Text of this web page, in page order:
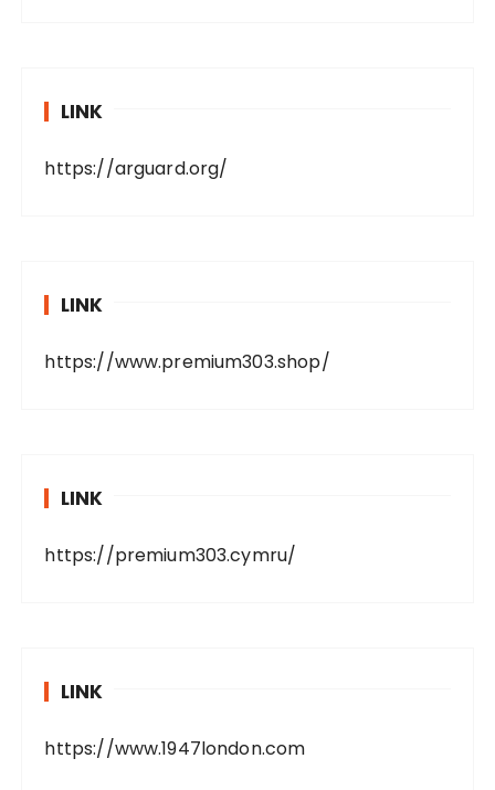
LINK
https://arguard.org/
LINK
https://www.premium303.shop/
LINK
https://premium303.cymru/
LINK
https://www.1947london.com